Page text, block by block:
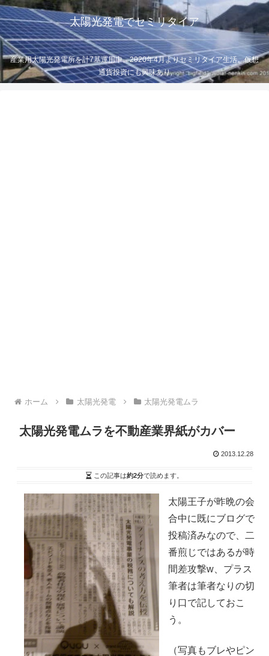
太陽光発電でセミリタイア
産業用太陽光発電所を計7基運用中。2020年4月よりセミリタイア生活。仮想
通貨投資にも興味あり
ホーム 太陽光発電 太陽光発電ムラ
太陽光発電ムラを不動産業界紙がカバー
2013.12.28
この記事は約2分で読めます。
太陽王子が昨晩の会
合中に既にブログで
投稿済みなので、二
番煎じではあるが時
間差攻撃w、プラス
筆者は筆者なりの切
り口で記しておこ
う。
（写真もブレやピン